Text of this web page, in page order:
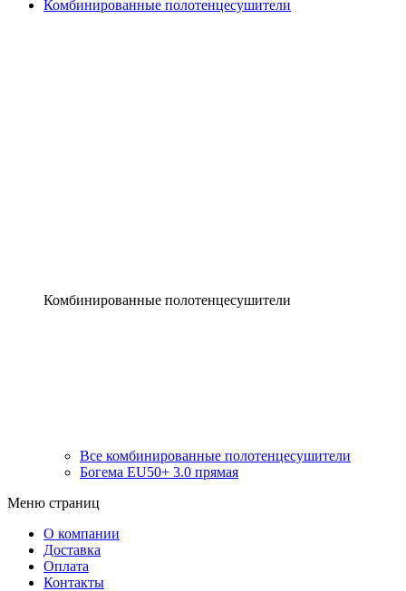
Комбинированные полотенцесушители
Комбинированные полотенцесушители
Все комбинированные полотенцесушители
Богема EU50+ 3.0 прямая
Меню страниц
О компании
Доставка
Оплата
Контакты